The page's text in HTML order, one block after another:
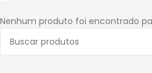
Nenhum produto foi encontrado